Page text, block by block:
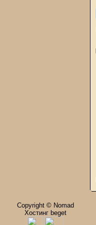
Copyright © Nomad
Хостинг beget